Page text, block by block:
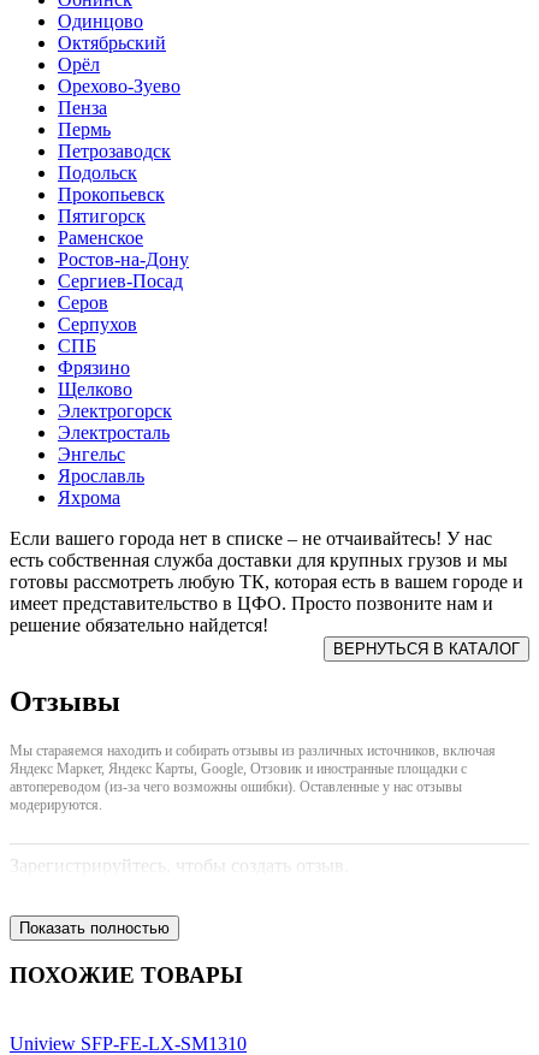
Одинцово
Октябрьский
Орёл
Орехово-Зуево
Пенза
Пермь
Петрозаводск
Подольск
Прокопьевск
Пятигорск
Раменское
Ростов-на-Дону
Сергиев-Посад
Серов
Серпухов
СПБ
Фрязино
Щелково
Электрогорск
Электросталь
Энгельс
Ярославль
Яхрома
Если вашего города нет в списке – не отчаивайтесь! У нас
есть собственная служба доставки для крупных грузов и мы
готовы рассмотреть любую ТК, которая есть в вашем городе и
имеет представительство в ЦФО. Просто позвоните нам и
решение обязательно найдется!
Отзывы
Мы стараяемся находить и собирать отзывы из различных источников, включая
Яндекс Маркет, Яндекс Карты, Google, Отзовик и иностранные площадки с
автопереводом (из-за чего возможны ошибки). Оставленные у нас отзывы
модерируются.
Зарегистрируйтесь, чтобы создать отзыв.
Показать полностью
ПОХОЖИЕ ТОВАРЫ
Uniview SFP-FE-LX-SM1310